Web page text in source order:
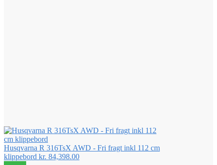
Husqvarna R 316TsX AWD - Fri fragt inkl 112 cm
klippebord kr. 84,398.00